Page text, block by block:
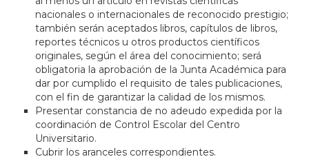
nacionales o internacionales de reconocido prestigio;
también serán aceptados libros, capítulos de libros,
reportes técnicos u otros productos científicos
originales, según el área del conocimiento; será
obligatoria la aprobación de la Junta Académica para
dar por cumplido el requisito de tales publicaciones,
con el fin de garantizar la calidad de los mismos.
Presentar constancia de no adeudo expedida por la
coordinación de Control Escolar del Centro
Universitario.
Cubrir los aranceles correspondientes.